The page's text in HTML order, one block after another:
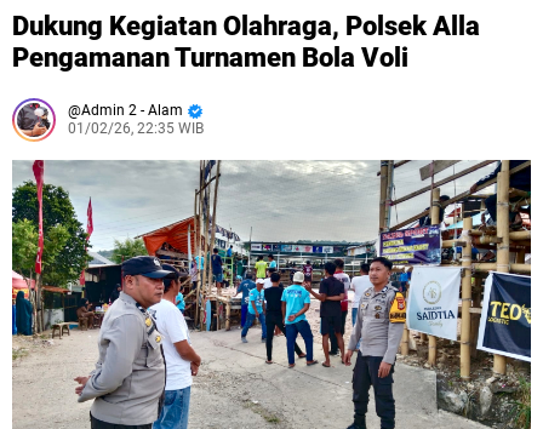
Dukung Kegiatan Olahraga, Polsek Alla
Pengamanan Turnamen Bola Voli
Admin 2 - Alam
01/02/26, 22:35 WIB